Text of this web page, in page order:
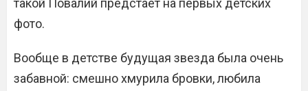
такой Повалий предстает на первых детских
фото.
Вообще в детстве будущая звезда была очень
забавной: смешно хмурила бровки, любила